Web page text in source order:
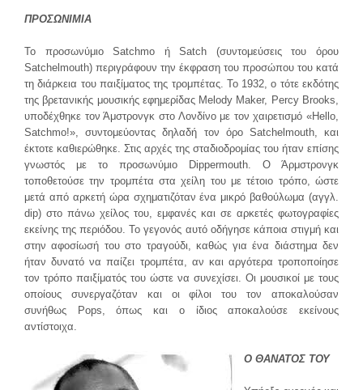
ΠΡΟΣΩΝΙΜΙΑ
Το προσωνύμιο Satchmo ή Satch (συντομεύσεις του όρου
Satchelmouth) περιγράφουν την έκφραση του προσώπου του κατά
τη διάρκεια του παιξίματος της τρομπέτας. Το 1932, ο τότε εκδότης
της βρετανικής μουσικής εφημερίδας Melody Maker, Percy Brooks,
υποδέχθηκε τον Άμστρονγκ στο Λονδίνο με τον χαιρετισμό «Hello,
Satchmo!», συντομεύοντας δηλαδή τον όρο Satchelmouth, και
έκτοτε καθιερώθηκε. Στις αρχές της σταδιοδρομίας του ήταν επίσης
γνωστός με το προσωνύμιο Dippermouth. Ο Άρμστρονγκ
τοποθετούσε την τρομπέτα στα χείλη του με τέτοιο τρόπο, ώστε
μετά από αρκετή ώρα σχηματιζόταν ένα μικρό βαθούλωμα (αγγλ.
dip) στο πάνω χείλος του, εμφανές και σε αρκετές φωτογραφίες
εκείνης της περιόδου. Το γεγονός αυτό οδήγησε κάποια στιγμή και
στην αφοσίωσή του στο τραγούδι, καθώς για ένα διάστημα δεν
ήταν δυνατό να παίζει τρομπέτα, αν και αργότερα τροποποίησε
τον τρόπο παιξίματός του ώστε να συνεχίσει. Οι μουσικοί με τους
οποίους συνεργαζόταν και οι φίλοι του τον αποκαλούσαν
συνήθως Pops, όπως και ο ίδιος αποκαλούσε εκείνους
αντίστοιχα.
Ο ΘΑΝΑΤΟΣ ΤΟΥ